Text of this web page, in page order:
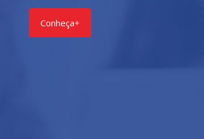
Conheça+